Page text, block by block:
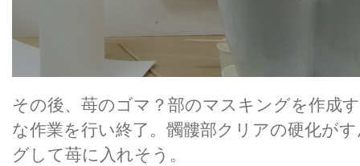
その後、苺のゴマ？部のマスキングを作成
な作業を行い終了。髑髏部クリアの硬化が
グして苺に入れそう。